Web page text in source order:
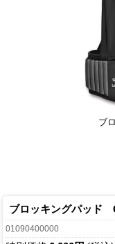
ブ
ブロッキングパッド
01090400000